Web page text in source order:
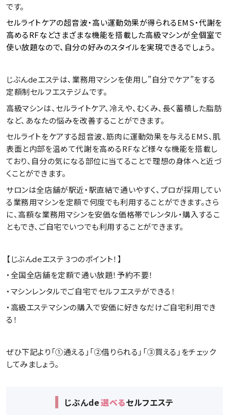
です。
セルライトケアの超音波・高い運動効果が得られるEMS・代謝を
高めるRFなどさまざまな機能を搭載した高級マシンが全個室で
使い放題なので、自分の好みのスタイルを実現できるでしょう。
じぶんdeエステは、業務用マシンを使用し”自分でケア”をする
定額制セルフエステジムです。
高級マシンは、セルライトケア、冷えや、むくみ、長く蓄積した脂肪
など、あなたの悩みを改善することができます。
セルライトをケアする超音波、筋肉に運動効果を与えるEMS、肌
表面と内部を温めて代謝を高めるRFなど様々な機能を搭載し
ており、自分の気になる部位に当てることで理想の身体へと近づ
くことができます。
サロンは全店舗が駅近・駅直結で通いやすく、プロが採用してい
る業務用マシンを定額で何度でも利用することができます。さら
に、高額な業務用マシンを安価な価格帯でレンタル・購入するこ
ともでき、ご自宅でいつでも利用することができます。
【じぶんdeエステ 3つのポイント！】
・全国全店舗を定額で通い放題！予約不要！
・マシンレンタルでご自宅でセルフエステができる！
・高級エステマシンの購入で安価に好きなだけご自宅利用でき
る！
ぜひ下記より「①通える」「②借りられる」「③買える」をチェック
してみましょう。
じぶんde選べるセルフエステ